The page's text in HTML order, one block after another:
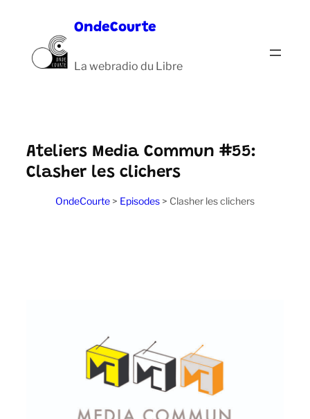
contenu
OndeCourte
La webradio du Libre
Ateliers Media Commun #55:
Clasher les clichers
OndeCourte > Episodes > Clasher les clichers